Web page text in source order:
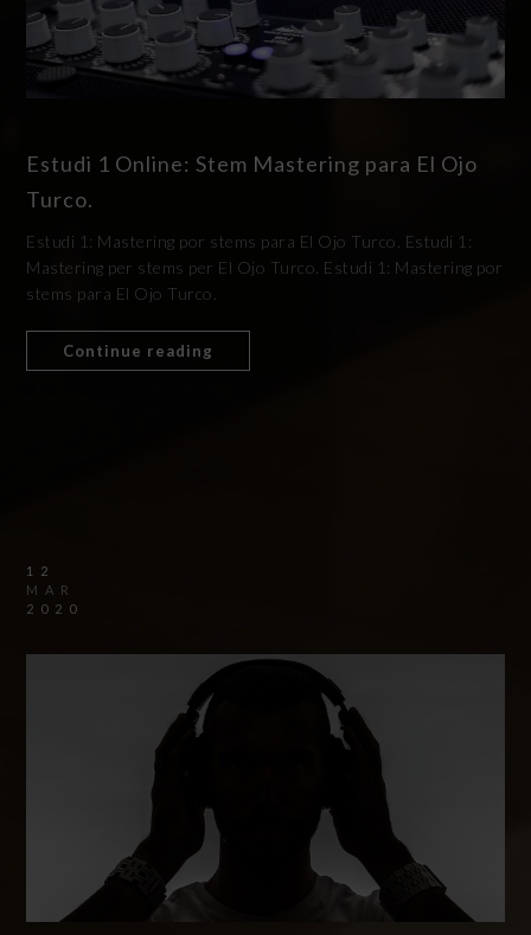
Estudi 1 Online: Stem Mastering para El Ojo
Turco.
Estudi 1: Mastering por stems para El Ojo Turco. Estudi 1:
Mastering per stems per El Ojo Turco. Estudi 1: Mastering por
stems para El Ojo Turco.
Continue reading
12
MAR
2020